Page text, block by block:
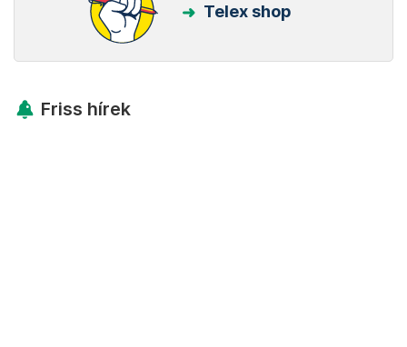
Telex shop
Friss hírek